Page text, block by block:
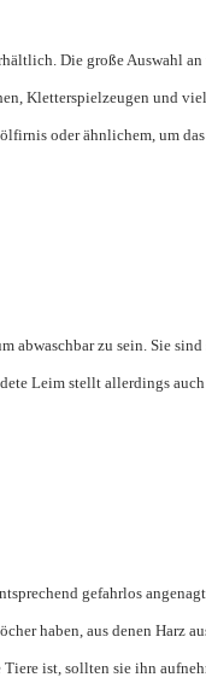
Die große Auswahl
Kletterspielzeugen und
oder ähnlichem, um
abwaschbar zu sein. Sie
Leim stellt allerdings
gefahrlos
haben, aus denen Harz
ist, sollten sie ihn